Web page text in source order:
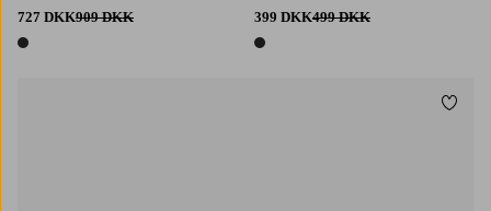
727 DKK909 DKK
1 farve
399 DKK499 DKK
1 farve